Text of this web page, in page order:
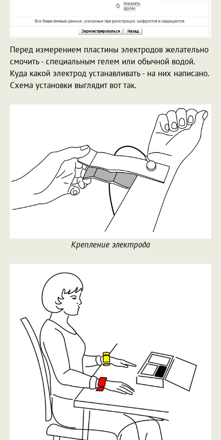
Перед измерением пластины электродов желательно
смочить - специальным гелем или обычной водой.
Куда какой электрод устанавливать - на них написано.
Схема установки выглядит вот так.
Крепление электрода